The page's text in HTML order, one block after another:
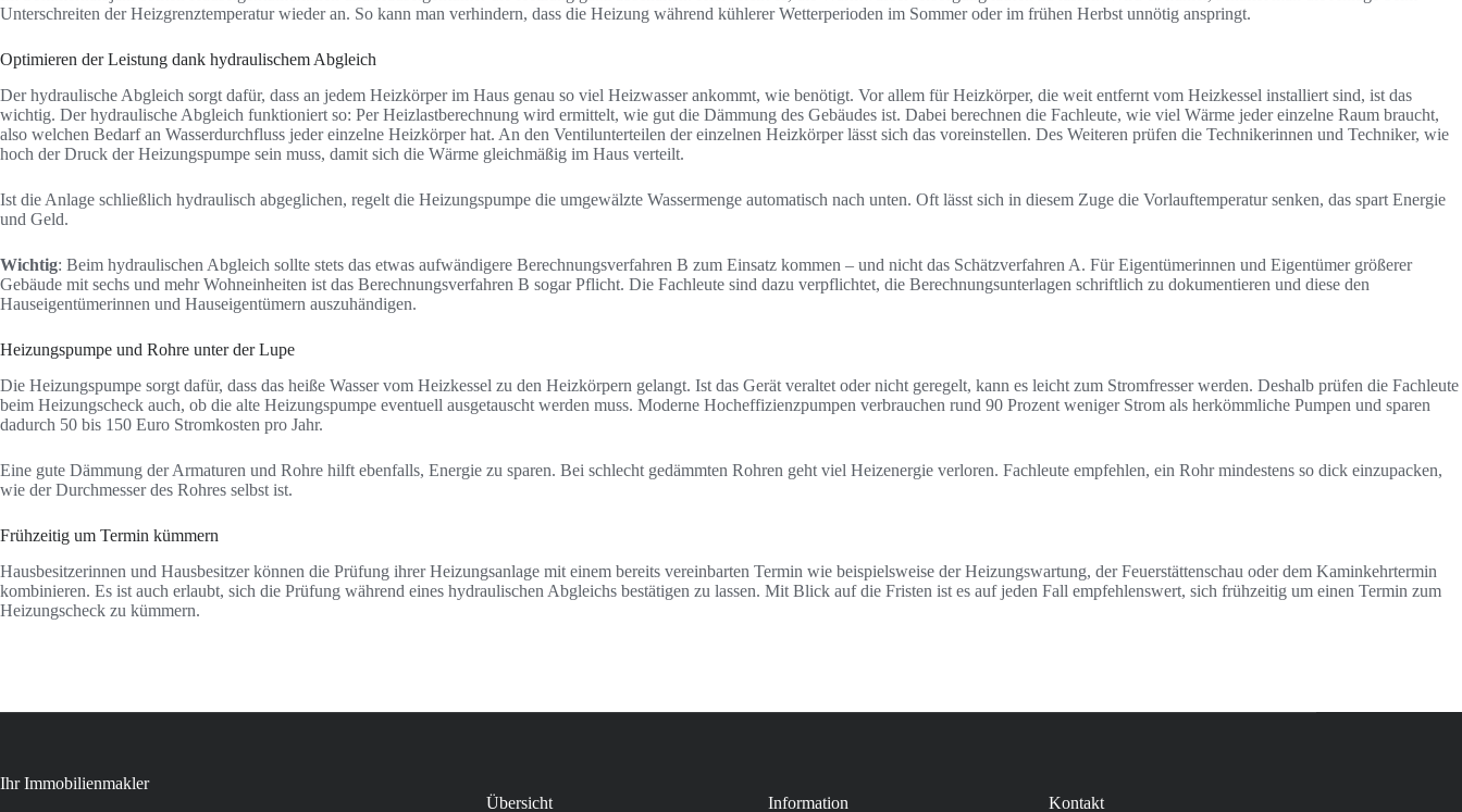
Unterschreiten der Heizgrenztemperatur wieder an. So kann man verhindern, dass die Heizung während kühlerer Wetterperioden im Sommer oder im frühen Herbst unnötig anspringt.
Optimieren der Leistung dank hydraulischem Abgleich
Der hydraulische Abgleich sorgt dafür, dass an jedem Heizkörper im Haus genau so viel Heizwasser ankommt, wie benötigt. Vor allem für Heizkörper, die weit entfernt vom Heizkessel installiert sind, ist das
wichtig. Der hydraulische Abgleich funktioniert so: Per Heizlastberechnung wird ermittelt, wie gut die Dämmung des Gebäudes ist. Dabei berechnen die Fachleute, wie viel Wärme jeder einzelne Raum braucht,
also welchen Bedarf an Wasserdurchfluss jeder einzelne Heizkörper hat. An den Ventilunterteilen der einzelnen Heizkörper lässt sich das voreinstellen. Des Weiteren prüfen die Technikerinnen und Techniker, wie
hoch der Druck der Heizungspumpe sein muss, damit sich die Wärme gleichmäßig im Haus verteilt.
Ist die Anlage schließlich hydraulisch abgeglichen, regelt die Heizungspumpe die umgewälzte Wassermenge automatisch nach unten. Oft lässt sich in diesem Zuge die Vorlauftemperatur senken, das spart Energie
und Geld.
Wichtig: Beim hydraulischen Abgleich sollte stets das etwas aufwändigere Berechnungsverfahren B zum Einsatz kommen – und nicht das Schätzverfahren A. Für Eigentümerinnen und Eigentümer größerer
Gebäude mit sechs und mehr Wohneinheiten ist das Berechnungsverfahren B sogar Pflicht. Die Fachleute sind dazu verpflichtet, die Berechnungsunterlagen schriftlich zu dokumentieren und diese den
Hauseigentümerinnen und Hauseigentümern auszuhändigen.
Heizungspumpe und Rohre unter der Lupe
Die Heizungspumpe sorgt dafür, dass das heiße Wasser vom Heizkessel zu den Heizkörpern gelangt. Ist das Gerät veraltet oder nicht geregelt, kann es leicht zum Stromfresser werden. Deshalb prüfen die Fachleute
beim Heizungscheck auch, ob die alte Heizungspumpe eventuell ausgetauscht werden muss. Moderne Hocheffizienzpumpen verbrauchen rund 90 Prozent weniger Strom als herkömmliche Pumpen und sparen
dadurch 50 bis 150 Euro Stromkosten pro Jahr.
Eine gute Dämmung der Armaturen und Rohre hilft ebenfalls, Energie zu sparen. Bei schlecht gedämmten Rohren geht viel Heizenergie verloren. Fachleute empfehlen, ein Rohr mindestens so dick einzupacken,
wie der Durchmesser des Rohres selbst ist.
Frühzeitig um Termin kümmern
Hausbesitzerinnen und Hausbesitzer können die Prüfung ihrer Heizungsanlage mit einem bereits vereinbarten Termin wie beispielsweise der Heizungswartung, der Feuerstättenschau oder dem Kaminkehrtermin
kombinieren. Es ist auch erlaubt, sich die Prüfung während eines hydraulischen Abgleichs bestätigen zu lassen. Mit Blick auf die Fristen ist es auf jeden Fall empfehlenswert, sich frühzeitig um einen Termin zum
Heizungscheck zu kümmern.
Ihr Immobilienmakler
Übersicht
Information Kontakt